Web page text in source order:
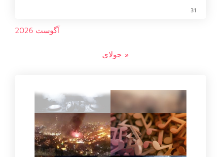
آگوست 2026
31
« جولای